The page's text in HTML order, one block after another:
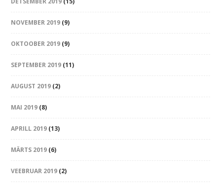
NOVEMBER 2019 (9)
OKTOOBER 2019 (9)
SEPTEMBER 2019 (11)
AUGUST 2019 (2)
MAI 2019 (8)
APRILL 2019 (13)
MÄRTS 2019 (6)
VEEBRUAR 2019 (2)